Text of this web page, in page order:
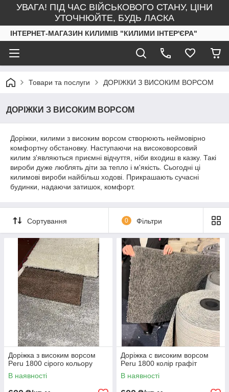
УВАГА! ПІД ЧАС ВІЙСЬКОВОГО СТАНУ, ЦІНИ
УТОЧНЮЙТЕ, БУДЬ ЛАСКА
ІНТЕРНЕТ-МАГАЗИН КИЛИМІВ "КИЛИМИ ІНТЕР'ЄРА"
Товари та послуги ДОРІЖКИ З ВИСОКИМ ВОРСОМ
ДОРІЖКИ З ВИСОКИМ ВОРСОМ
Доріжки, килими з високим ворсом створюють неймовірно
комфортну обстановку. Наступаючи на високоворсовий
килим з'являються приємні відчуття, ніби входиш в казку. Такі
вироби дуже люблять діти за тепло і м'якість. Сьогодні ці
килимові вироби найбільш ходові. Прикрашають сучасні
будинки, надаючи затишок, комфорт.
Сортування 0 Фільтри
Доріжка з високим ворсом
Peru 1800 сірого кольору
В наявності
Доріжка с високим ворсом
Peru 1800 колір графіт
В наявності